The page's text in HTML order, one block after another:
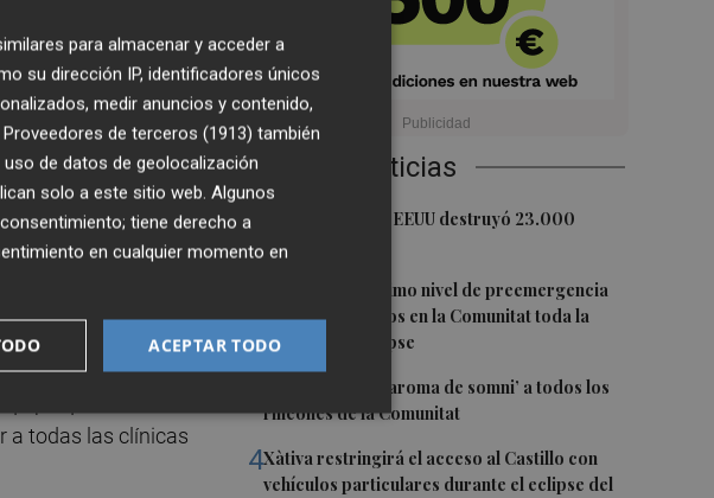
Últimas Noticias
1
La economía de EEUU destruyó 23.000
empleos en julio
Activado el máximo nivel de preemergencia
frente a incendios en la Comunitat toda la
jornada del eclipse
Bétera lleva su ‘aroma de somni’ a todos los
rincones de la Comunitat
4Xàtiva restringirá el acceso al Castillo con
vehículos particulares durante el eclipse del
los diagnósticos. De
cifra que
la Euroliga y Liga
de PhysioMRI va a
de la mano de
y amigo desde
por
De esta manera,
inversor es,
que desarrollo
a todas las clínicas
para almacenar y acceder a
su dirección IP, identificadores únicos
medir anuncios y contenido,
Proveedores de terceros (1913) también
de datos de geolocalización
solo a este sitio web. Algunos
tiene derecho a
en cualquier momento en
ACEPTAR TODO